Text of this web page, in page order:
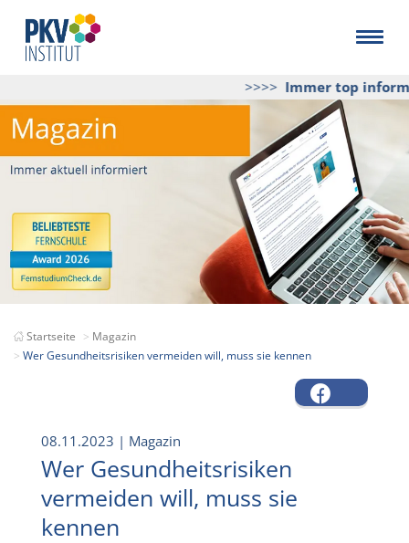
>>>>Immer top
Startseite
Magazin
Wer Gesundheitsrisiken vermeiden will, muss sie kennen
08.11.2023 | Magazin
Wer Gesundheitsrisiken
vermeiden will, muss sie
kennen